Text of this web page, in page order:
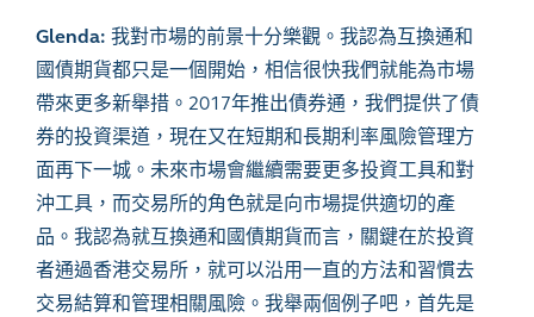
Glenda: 我對市場的前景十分樂觀。我認為互換通和
國債期貨都只是一個開始，相信很快我們就能為市場
帶來更多新舉措。2017年推出債券通，我們提供了債
券的投資渠道，現在又在短期和長期利率風險管理方
面再下一城。未來市場會繼續需要更多投資工具和對
沖工具，而交易所的角色就是向市場提供適切的產
品。我認為就互換通和國債期貨而言，關鍵在於投資
者通過香港交易所，就可以沿用一直的方法和習慣去
交易結算和管理相關風險。我舉兩個例子吧，首先是